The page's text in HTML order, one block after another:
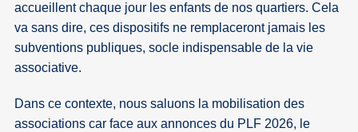
accueillent chaque jour les enfants de nos quartiers. Cela
va sans dire, ces dispositifs ne remplaceront jamais les
subventions publiques, socle indispensable de la vie
associative.
Dans ce contexte, nous saluons la mobilisation des
associations car face aux annonces du PLF 2026, le